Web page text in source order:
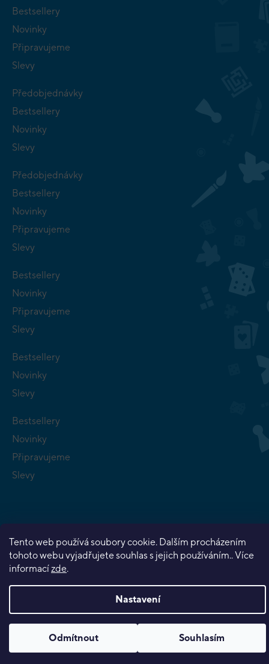
Tento web používá soubory cookie. Dalším procházením
tohoto webu vyjadřujete souhlas s jejich používáním.. Více
informacízde.
Nastavení
Odmítnout Souhlasím
Bestsellery
Novinky
Připravujeme
Slevy
Předobjednávky
Bestsellery
Novinky
Slevy
Předobjednávky
Bestsellery
Novinky
Připravujeme
Slevy
Bestsellery
Novinky
Připravujeme
Slevy
Bestsellery
Novinky
Slevy
Bestsellery
Novinky
Připravujeme
Slevy
Vytvořil Shoptet Premium
Copyright 2026Planeta her. Všechna práva vyhrazena.